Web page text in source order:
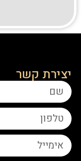
יצירת קשר